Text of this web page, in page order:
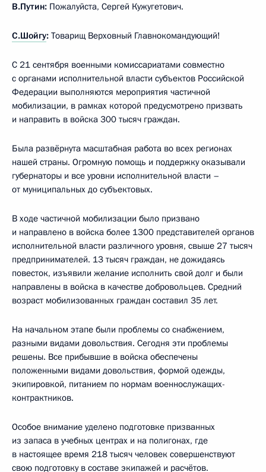
В.Путин: Пожалуйста, Сергей Кужугетович.
С.Шойгу: Товарищ Верховный Главнокомандующий!
С 21 сентября военными комиссариатами совместно
с органами исполнительной власти субъектов Российской
Федерации выполняются мероприятия частичной
мобилизации, в рамках которой предусмотрено призвать
и направить в войска 300 тысяч граждан.
Была развёрнута масштабная работа во всех регионах
нашей страны. Огромную помощь и поддержку оказывали
губернаторы и все уровни исполнительной власти –
от муниципальных до субъектовых.
В ходе частичной мобилизации было призвано
и направлено в войска более 1300 представителей органов
исполнительной власти различного уровня, свыше 27 тысяч
предпринимателей. 13 тысяч граждан, не дожидаясь
повесток, изъявили желание исполнить свой долг и были
направлены в войска в качестве добровольцев. Средний
возраст мобилизованных граждан составил 35 лет.
На начальном этапе были проблемы со снабжением,
разными видами довольствия. Сегодня эти проблемы
решены. Все прибывшие в войска обеспечены
положенными видами довольствия, формой одежды,
экипировкой, питанием по нормам военнослужащих-
контрактников.
Особое внимание уделено подготовке призванных
из запаса в учебных центрах и на полигонах, где
в настоящее время 218 тысяч человек совершенствуют
свою подготовку в составе экипажей и расчётов.